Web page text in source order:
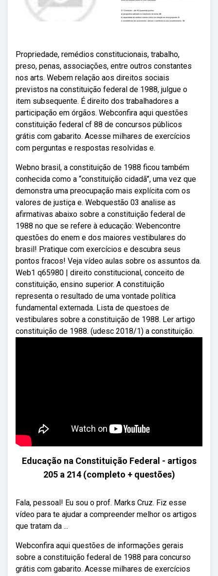
Propriedade, remédios constitucionais, trabalho,
preso, penas, associações, entre outros constantes
nos arts. Webem relação aos direitos sociais
previstos na constituição federal de 1988, julgue o
item subsequente. É direito dos trabalhadores a
participação em órgãos. Webconfira aqui questões
constituição federal cf 88 de concursos públicos
grátis com gabarito. Acesse milhares de exercícios
com perguntas e respostas resolvidas e.
Webno brasil, a constituição de 1988 ficou também
conhecida como a “constituição cidadã”, uma vez que
demonstra uma preocupação mais explícita com os
valores de justiça e. Webquestão 03 analise as
afirmativas abaixo sobre a constituição federal de
1988 no que se refere à educação: Webencontre
questões do enem e dos maiores vestibulares do
brasil! Pratique com exercícios e descubra seus
pontos fracos! Veja vídeo aulas sobre os assuntos da.
Web1 q65980 | direito constitucional, conceito de
constituição, ensino superior. A constituição
representa o resultado de uma vontade política
fundamental externada. Lista de questoes de
vestibulares sobre a constituição de 1988. Ler artigo
constituição de 1988. (udesc 2018/1) a constituição.
Educação na Constituição Federal - artigos
205 a 214 (completo + questões)
Fala, pessoal! Eu sou o prof. Marks Cruz. Fiz esse
vídeo para te ajudar a compreender melhor os artigos
que tratam da ...
Webconfira aqui questões de informações gerais
sobre a constituição federal de 1988 para concurso
grátis com gabarito. Acesse milhares de exercícios